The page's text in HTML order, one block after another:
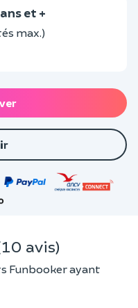
et +
max.)
avis)
Funbooker ayant